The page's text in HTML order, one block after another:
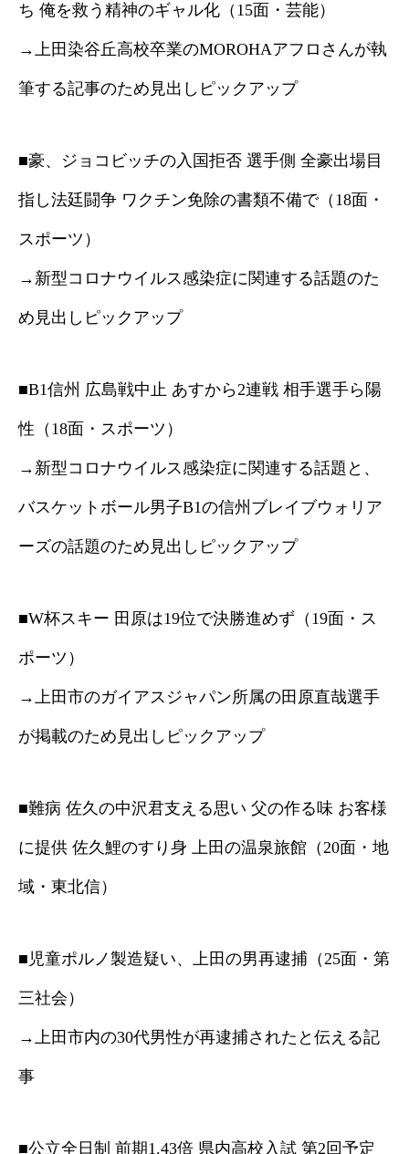
ち 俺を救う精神のギャル化（15面・芸能）
→上田染谷丘高校卒業のMOROHAアフロさんが執
筆する記事のため見出しピックアップ
■豪、ジョコビッチの入国拒否 選手側 全豪出場目
指し法廷闘争 ワクチン免除の書類不備で（18面・
スポーツ）
→新型コロナウイルス感染症に関連する話題のた
め見出しピックアップ
■B1信州 広島戦中止 あすから2連戦 相手選手ら陽
性（18面・スポーツ）
→新型コロナウイルス感染症に関連する話題と、
バスケットボール男子B1の信州ブレイブウォリア
ーズの話題のため見出しピックアップ
■W杯スキー 田原は19位で決勝進めず（19面・ス
ポーツ）
→上田市のガイアスジャパン所属の田原直哉選手
が掲載のため見出しピックアップ
■難病 佐久の中沢君支える思い 父の作る味 お客様
に提供 佐久鯉のすり身 上田の温泉旅館（20面・地
域・東北信）
■児童ポルノ製造疑い、上田の男再逮捕（25面・第
三社会）
→上田市内の30代男性が再逮捕されたと伝える記
事
■公立全日制 前期1.43倍 県内高校入試 第2回予定